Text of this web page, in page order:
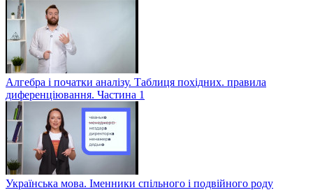
Алгебра і початки аналізу. Таблиця похідних. правила
диференціювання. Частина 1
Українська мова. Іменники спільного і подвійного роду